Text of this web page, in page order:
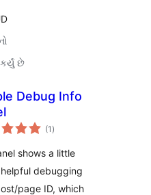
છે
Debug Info
(1 કુલ
રેટિંગ્સ
)
shows a little
debugging
page ID, which